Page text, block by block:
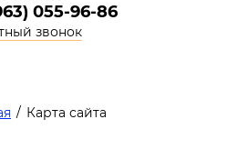
055-96-86
звонок
/ Карта сайта